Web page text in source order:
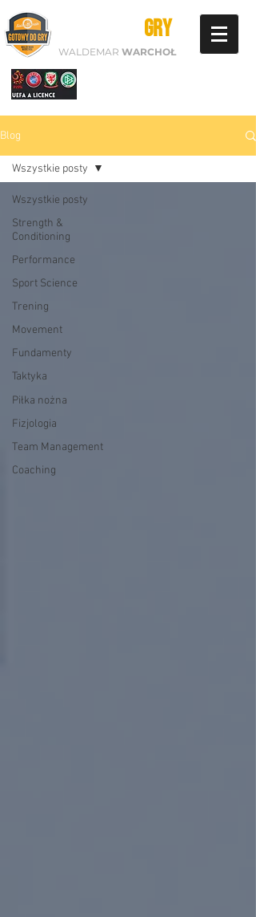
GRY
WALDEMAR WARCHOŁ
Blog
Wszystkie posty
Strength &
Conditioning
Performance
Sport Science
Trening
Movement
Fundamenty
Taktyka
Piłka nożna
Fizjologia
Team Management
Coaching
Wszystkie posty